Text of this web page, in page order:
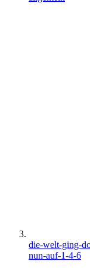
die-welt-ging-
nun-auf-1-4-6